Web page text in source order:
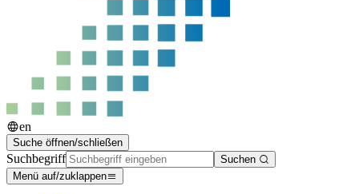
en
Suche öffnen/schließen
Suchbegriff
Suchen
Menü auf/zuklappen